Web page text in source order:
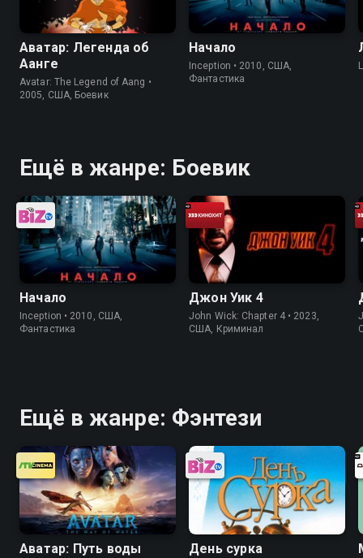
Аватар: Легенда об
Аанге
Avatar: The Legend of Aang •
2005, США, Боевик
Начало
Inception • 2010, США,
Фантастика
Ещё в жанре: Боевик
Начало
Inception • 2010, США,
Фантастика
Джон Уик 4
John Wick: Chapter 4 • 2023,
США, Криминал
Ещё в жанре: Фэнтези
Аватар: Путь воды День сурка